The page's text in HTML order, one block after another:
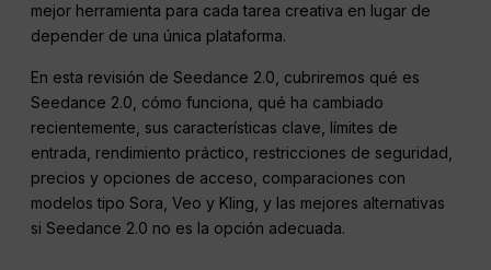
mejor herramienta para cada tarea creativa en lugar de
depender de una única plataforma.
En esta revisión de Seedance 2.0, cubriremos qué es
Seedance 2.0, cómo funciona, qué ha cambiado
recientemente, sus características clave, límites de
entrada, rendimiento práctico, restricciones de seguridad,
precios y opciones de acceso, comparaciones con
modelos tipo Sora, Veo y Kling, y las mejores alternativas
si Seedance 2.0 no es la opción adecuada.